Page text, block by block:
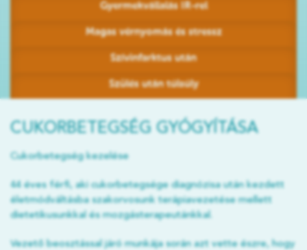
Gyermekvállalás IR-rel
Magas vérnyomás és stressz
Szívinfarktus után
Szülés után túlsúly
CUKORBETEGSÉG GYÓGYÍTÁSA
Cukorbetegség kezelése
44 éves férfi, aki cukorbetegsége diagnózisa után kezdett
életmódváltásba szakorvosunk terápiavezetése mellett
dietetikusunkkal és mozgásterapeutánkkal.
Vezető beosztással járó munkája során azt vette észre, hogy